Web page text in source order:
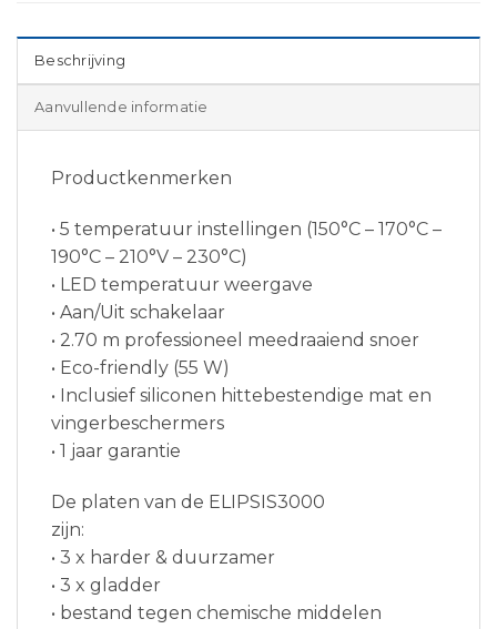
Beschrijving
Aanvullende informatie
Productkenmerken
• 5 temperatuur instellingen (150°C – 170°C –
190°C – 210°V – 230°C)
• LED temperatuur weergave
• Aan/Uit schakelaar
• 2.70 m professioneel meedraaiend snoer
• Eco-friendly (55 W)
• Inclusief siliconen hittebestendige mat en
vingerbeschermers
• 1 jaar garantie
De platen van de ELIPSIS3000
zijn:
• 3 x harder & duurzamer
• 3 x gladder
• bestand tegen chemische middelen